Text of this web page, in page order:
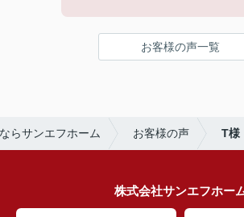
お客様の声一覧
らサンエフホーム お客様の声 T
株式会社サンエフホー